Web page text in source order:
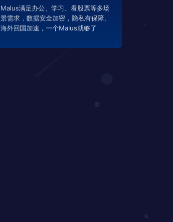
Malus满足办公、学习、看股票等多场
景需求，数据安全加密，隐私有保障。
海外回国加速，一个Malus就够了